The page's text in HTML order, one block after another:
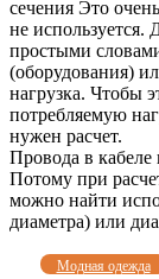
сечения Это
не используется.
простыми
(оборудования)
нагрузка. Чтобы
потребляемую
нужен расчет.
Провода в
Потому при
можно найти
диаметра) или
Модная одежда